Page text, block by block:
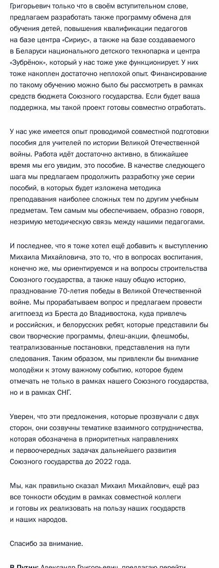
Григорьевич только что в своём вступительном слове,
предлагаем разработать также программу обмена для
обучения детей, повышения квалификации педагогов
на базе центра «Сириус», а также на базе создаваемого
в Беларуси национального детского технопарка и центра
«Зубрёнок», который у нас тоже уже функционирует. У них
тоже накоплен достаточно неплохой опыт. Финансирование
по такому обучению можно было бы рассмотреть в рамках
средств бюджета Союзного государства. Если будет ваша
поддержка, мы такой проект готовы совместно отработать.
У нас уже имеется опыт проводимой совместной подготовки
пособия для учителей по истории Великой Отечественной
войны. Работа идёт достаточно активно, в ближайшее
время мы его увидим, это пособие. В качестве следующего
шага мы предлагаем продолжить разработку уже серии
пособий, в которых будет изложена методика
преподавания наиболее сложных тем по другим учебным
предметам. Тем самым мы обеспечиваем, образно говоря,
незримую методическую связь между нашими педагогами.
И последнее, что я тоже хотел ещё добавить к выступлению
Михаила Михайловича, это то, что в вопросах воспитания,
конечно же, мы ориентируемся и на вопросы строительства
Союзного государства, а также нашу общую историю,
празднование 70‑летия победы в Великой Отечественной
войне. Мы прорабатываем вопрос и предлагаем провести
агитпоезд из Бреста до Владивостока, куда привлечь
и российских, и белорусских ребят, которые представили бы
свои творческие программы, флеш‑акции, флешмобы,
театрализованные постановки, представления на пути
следования. Таким образом, мы привлекли бы внимание
молодёжи к этому важному событию, которое будем
отмечать не только в рамках нашего Союзного государства,
но и в рамках СНГ.
Уверен, что эти предложения, которые прозвучали с двух
сторон, они созвучны тематике взаимного сотрудничества,
которая обозначена в приоритетных направлениях
и первоочередных задачах дальнейшего развития
Союзного государства до 2022 года.
Мы, как правильно сказал Михаил Михайлович, ещё раз
все тонкости обсудим в рамках совместной коллеги
и готовы их реализовать на пользу наших государств
и наших народов.
Спасибо за внимание.